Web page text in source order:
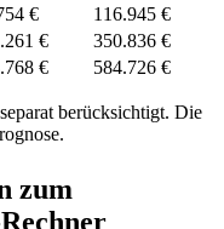
€
116.945 €
€
350.836 €
€ 584.726 €
berücksichtigt. Die
zum